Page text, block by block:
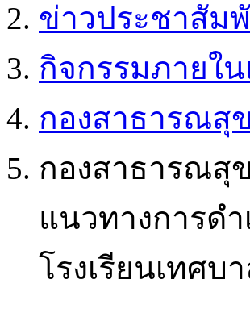
ข่าวประชาสัม
กิจกรรมภายใ
กองสาธารณสุ
กองสาธารณสุ
แนวทางการด
โรงเรียนเทศ